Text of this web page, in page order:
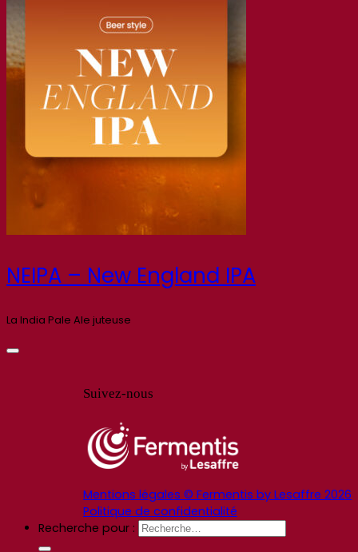
NEIPA – New England IPA
La India Pale Ale juteuse
Suivez-nous
Mentions légales © Fermentis by Lesaffre 2026
Politique de confidentialité
Recherche pour :